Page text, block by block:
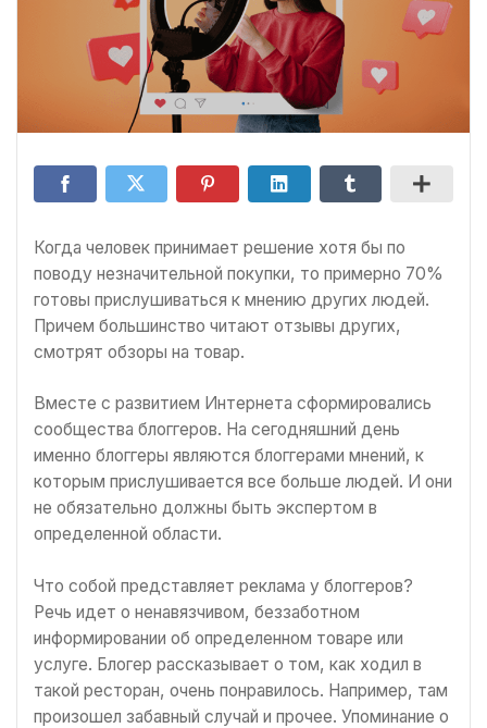
Когда человек принимает решение хотя бы по
поводу незначительной покупки, то примерно 70%
готовы прислушиваться к мнению других людей.
Причем большинство читают отзывы других,
смотрят обзоры на товар.
Вместе с развитием Интернета сформировались
сообщества блоггеров. На сегодняшний день
именно блоггеры являются блоггерами мнений, к
которым прислушивается все больше людей. И они
не обязательно должны быть экспертом в
определенной области.
Что собой представляет реклама у блоггеров?
Речь идет о ненавязчивом, беззаботном
информировании об определенном товаре или
услуге. Блогер рассказывает о том, как ходил в
такой ресторан, очень понравилось. Например, там
произошел забавный случай и прочее. Упоминание о